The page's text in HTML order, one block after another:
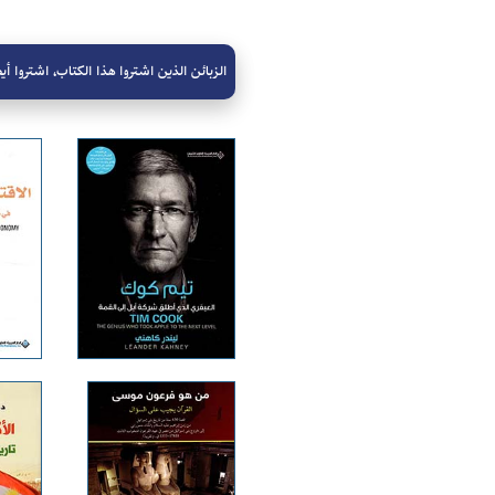
الزبائن الذين اشتروا هذا الكتاب، اشتروا